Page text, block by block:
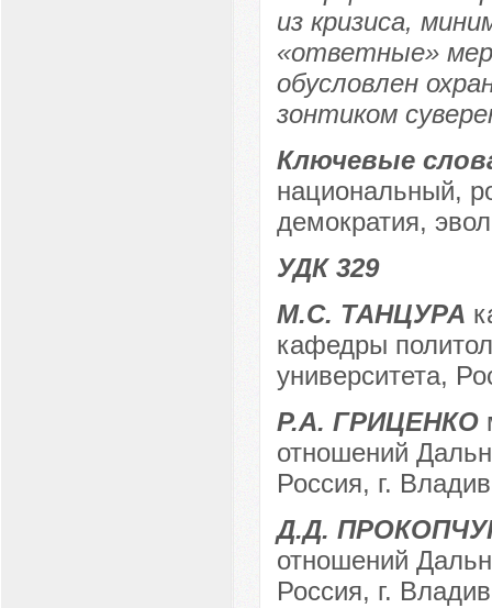
из кризиса,
«ответные»
обусловлен
зонтиком
Ключевые
национальный,
демократия,
УДК 329
М.С. ТАНЦУРА
кафедры
университета,
Р.А. ГРИЦЕНКО
отношений
Россия, г.
Д.Д.
отношений
Россия, г.